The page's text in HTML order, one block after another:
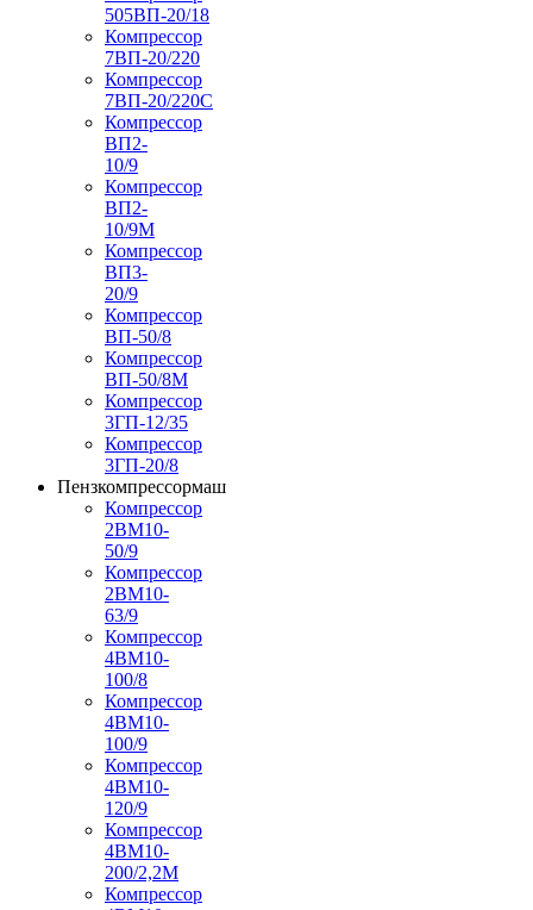
505ВП-20/18
Компрессор
7ВП-20/220
Компрессор
7ВП-20/220С
Компрессор
ВП2-
10/9
Компрессор
ВП2-
10/9М
Компрессор
ВП3-
20/9
Компрессор
ВП-50/8
Компрессор
ВП-50/8М
Компрессор
3ГП-12/35
Компрессор
3ГП-20/8
Пензкомпрессормаш
Компрессор
2ВМ10-
50/9
Компрессор
2ВМ10-
63/9
Компрессор
4ВМ10-
100/8
Компрессор
4ВМ10-
100/9
Компрессор
4ВМ10-
120/9
Компрессор
4ВМ10-
200/2,2М
Компрессор